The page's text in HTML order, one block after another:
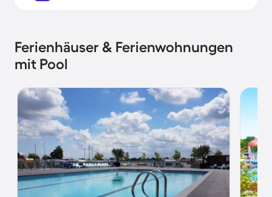
Ferienhäuser & Ferienwohnungen
mit Pool